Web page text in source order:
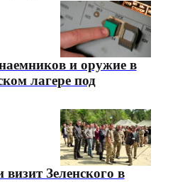
и оружие в
лагере под
Зеленского в